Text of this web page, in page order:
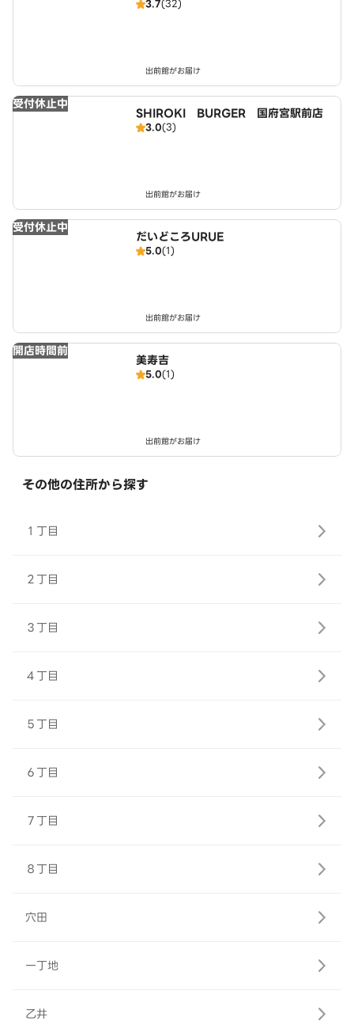
3.7(32)
出前館がお届け
受付休止中
SHIROKI BURGER 国府宮駅前店
3.0(3)
出前館がお届け
受付休止中
だいどころURUE
5.0(1)
出前館がお届け
開店時間前
美寿吉
5.0(1)
出前館がお届け
その他の住所から探す
１丁目
２丁目
３丁目
４丁目
５丁目
６丁目
７丁目
８丁目
穴田
一丁地
乙井